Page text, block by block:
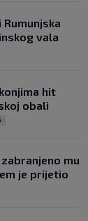
vala
hit
obali
mu
je prijetio